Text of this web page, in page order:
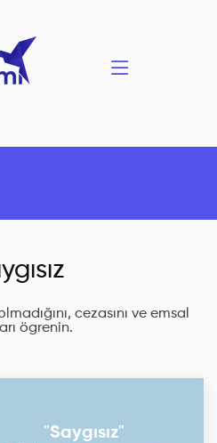
cezasını ve emsal
ögrenin.
"Saygısız"